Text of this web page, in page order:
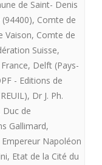
de Saint- Denis
, Comte de
Vaison, Comte de
Suisse,
, Delft (Pays-
- Editions de
, Dr J. Ph.
Duc de
Gallimard,
Empereur Napoléon
, Etat de la Cité du